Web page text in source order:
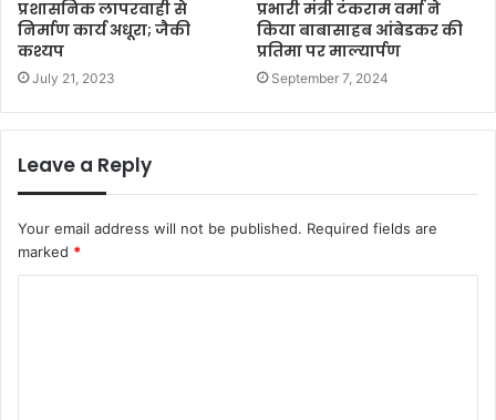
प्रशासनिक लापरवाही से
निर्माण कार्य अधूरा; जैकी
कश्यप
July 21, 2023
प्रभारी मंत्री टंकराम वर्मा ने
किया बाबासाहब आंबेडकर की
प्रतिमा पर माल्यार्पण
September 7, 2024
Leave a Reply
Your email address will not be published. Required fields are
marked *